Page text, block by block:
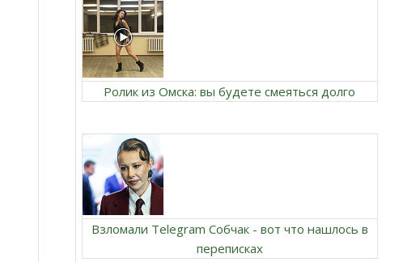
Ролик из Омска: вы будете смеяться долго
Взломали Telegram Собчак - вот что нашлось в
переписках